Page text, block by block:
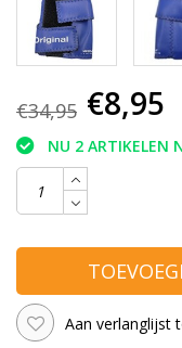
€34,95 €8,95
NU 2 ARTIKELEN
Aan verlanglijst